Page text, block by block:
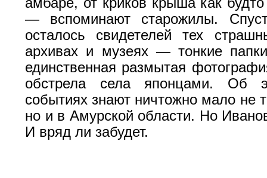
— вспоминают старожилы.
осталось свидетелей тех
архивах и музеях — тонкие
единственная размытая
обстрела села японцами. Об
событиях знают ничтожно мало не
но и в Амурской области. Но
И вряд ли забудет.